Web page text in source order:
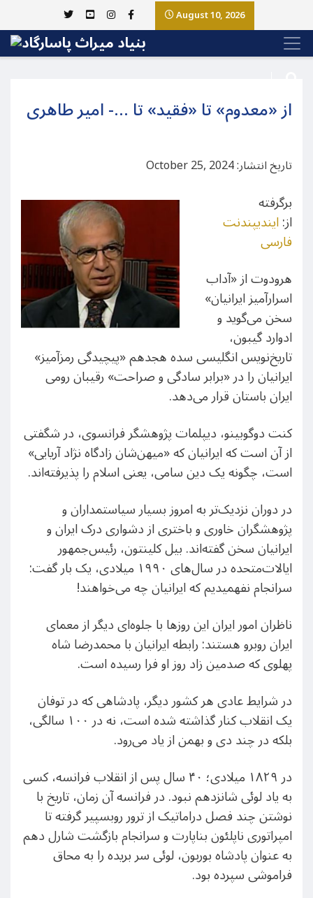
August 10, 2026
از «معدوم» تا «فقید» تا …- امیر طاهری
تاریخ انتشار: October 25, 2024
برگرفته
از:‌ایندیپندنت
فارسی
هرودوت از «آداب
اسرارآمیز ایرانیان»
سخن می‌گوید و
ادوارد گیبون،
تاریخ‌نویس انگلیسی سده هجدهم «پیچیدگی رمزآمیز»
ایرانیان را در «برابر سادگی و صراحت» رقیبان رومی
ایران باستان قرار می‌دهد.
کنت دوگوبینو،‌ دیپلمات پژوهشگر فرانسوی، در شگفتی
از آن است که ایرانیان که «میهن‌شان زادگاه نژاد آریایی»
است، چگونه یک دین سامی،‌ یعنی اسلام را پذیرفته‌اند.
در دوران نزدیک‌تر به امروز بسیار سیاستمداران و
پژوهشگران خاوری و باختری از دشواری درک ایران و
ایرانیان سخن گفته‌اند. بیل کلینتون، رئیس‌جمهور
ایالات‌متحده در سال‌های ۱۹۹۰ میلادی، یک بار گفت:
سرانجام نفهمیدیم که ایرانیان چه می‌خواهند!
ناظران امور ایران این روزها با جلوه‌ای دیگر از معمای
ایران روبرو هستند: رابطه ایرانیان با محمدرضا شاه
پهلوی که صدمین زاد روز او فرا رسیده است.
در شرایط عادی هر کشور دیگر، پادشاهی که در توفان
یک انقلاب کنار گذاشته شده است، نه در ۱۰۰ سالگی،
بلکه در چند دی و بهمن از یاد می‌رود.
در ۱۸۲۹ میلادی؛ ۴۰ سال پس از انقلاب فرانسه، کسی
به یاد لوئی شانزدهم نبود. در فرانسه آن زمان، تاریخ با
نوشتن چند فصل دراماتیک از ترور روبسپیر گرفته تا
امپراتوری ناپلئون بناپارت و سرانجام بازگشت شارل دهم
به عنوان پادشاه بوربون، لوئی سر بریده را به محاق
فراموشی سپرده بود.